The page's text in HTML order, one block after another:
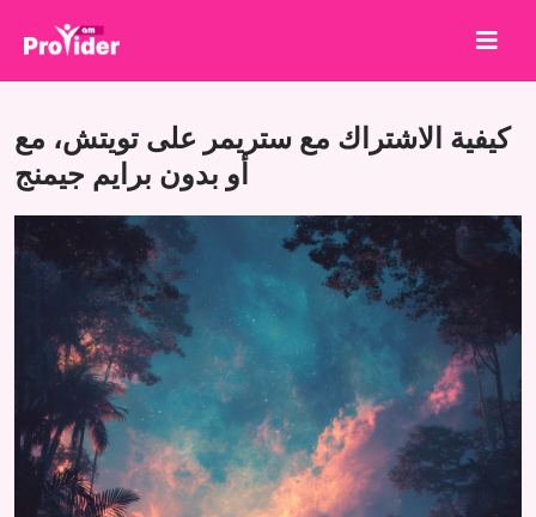
من نحن
إنشاء حساب
الخدمات
API
الشروط
مدونة
كيفية الاشتراك مع ستريمر على تويتش، مع
أو بدون برايم جيمنج